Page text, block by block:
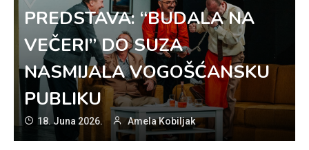
PREDSTAVA: “BUDALA NA
VEČERI” DO SUZA
NASMIJALA VOGOŠĆANSKU
PUBLIKU
18. Juna 2026. Amela Kobiljak